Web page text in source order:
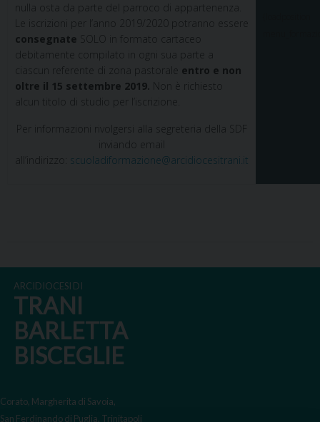
nulla osta da parte del parroco di appartenenza.
Le iscrizioni per l’anno 2019/2020 potranno essere
consegnate SOLO in formato cartaceo
debitamente compilato in ogni sua parte a
ciascun referente di zona pastorale entro e non
oltre il 15 settembre 2019. Non è richiesto
alcun titolo di studio per l’iscrizione.
Per informazioni rivolgersi alla segreteria della SDF
inviando email
all’indirizzo: scuoladiformazione@arcidiocesitrani.it
ARCIDIOCESI DI
TRANI
BARLETTA
BISCEGLIE
Corato, Margherita di Savoia,
San Ferdinando di Puglia, Trinitapoli